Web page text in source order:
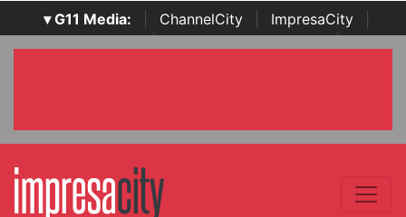
▾ G11 Media: ChannelCity ImpresaCity
SecurityOpenLab | Italian Channel Awards | Italian